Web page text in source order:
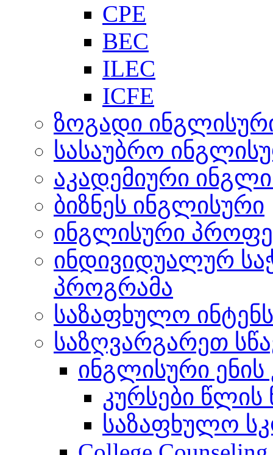
CPE
BEC
ILEC
ICFE
ზოგადი
სასაუბრო
აკადემიური
ბიზნეს ინგლისური
ინგლისური
ინდივიდუალურ
პროგრამა
საზაფხულო
საზღვარგარეთ
ინგლისური ენის
კურსები
საზაფხულო